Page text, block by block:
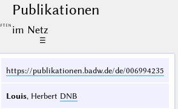
Publikationen
im Netz
☰
https://publikationen.badw.de/de/006994235
Louis, Herbert DNB